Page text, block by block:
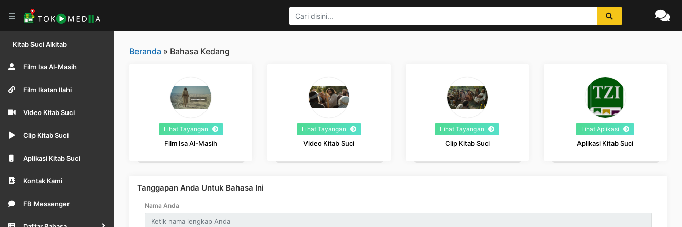
Kitab Suci Alkitab
Film Isa Al-Masih
Film Ikatan Ilahi
Video Kitab Suci
Clip Kitab Suci
Aplikasi Kitab Suci
Kontak Kami
FB Messenger
Beranda » Bahasa Kedang
Lihat Tayangan
Film Isa Al-Masih
Lihat Tayangan
Video Kitab Suci
Lihat Tayangan
Clip Kitab Suci
Lihat Aplikasi
Aplikasi Kitab Suci
Tanggapan Anda Untuk Bahasa Ini
Nama Anda